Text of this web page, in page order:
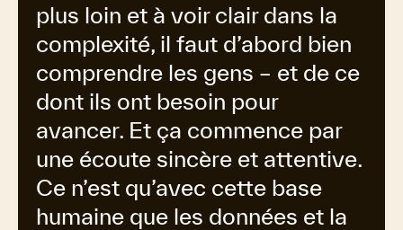
plus loin et à voir clair dans la
complexité, il faut d’abord bien
comprendre les gens – et de ce
dont ils ont besoin pour
avancer. Et ça commence par
une écoute sincère et attentive.
Ce n’est qu’avec cette base
humaine que les données et la